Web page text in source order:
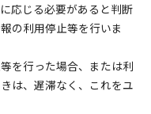
応じる必要があると判断
の利用停止等を行いま
を行った場合、または利
は、遅滞なく、これをユ